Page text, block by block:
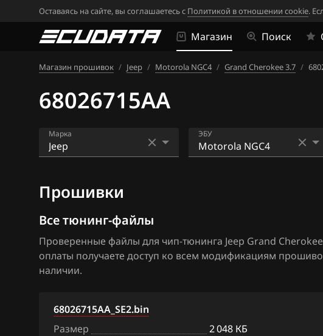
Оставаясь на сайте, вы соглашаетесь с Политикой в отношении cookie.
Магазин Поиск
Магазин прошивок / Jeep / Motorola NGC4 / Grand Cherokee 3.7 /
68026715AA
Марка
Alfa Romeo
ATLAS
Audi
BAIC
Bentley
ЭБУ
Siemens GPEC2
Прошивки
Все тюнинг-файлы
Проверенные файлы для чип-тюнинга Jeep Grand
оплаты получаете доступ ко всем модификациям
наличии.
68026715AA_SE2.bin
Размер
2 048 КБ